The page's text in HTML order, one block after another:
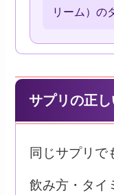
リーム）の
サプリの正
同じサプリで
飲み方・タイ